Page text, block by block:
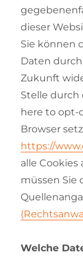
dieser
Sie können
Daten
Zukunft
Stelle durch
here to opt-
Browser
https://
alle Cookies
müssen Sie
Welche